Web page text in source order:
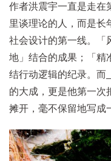
作者洪震宇一直是走在
里谈理论的人，而是长
社会设计的第一线。「
地」结合的成果；「精
结行动逻辑的纪录。而
的大成，更是他第一次
摊开，毫不保留地写成